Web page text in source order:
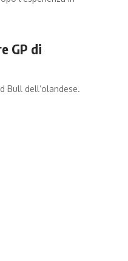
GP di
Bull dell’olandese.